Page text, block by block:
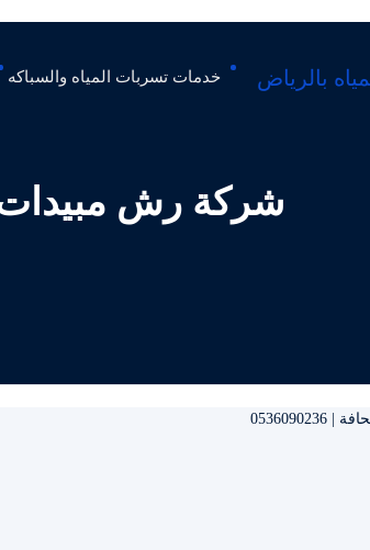
خدمات تسربات المياه والسباكه
شركة رش مبيدات بحي